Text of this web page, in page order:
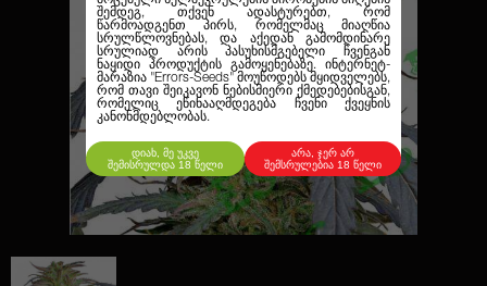
შემდეგ, თქვენ ადასტურებთ, რომ
წარმოადგენთ პირს, რომელმაც მიაღწია
სრულწლოვნებას, და აქედან გამომდინარე
სრულიად არის პასუხისმგებელი ჩვენგან
ნაყიდი პროდუქტის გამოყენებაზე. ინტერნეტ-
მარაზია "Errors-Seeds" მოუწოდებს მყიდველებს,
რომ თავი შეიკავონ ნებისმიერი ქმედებებისგან,
რომელიც ეწინააღმდეგება ჩვენი ქვეყნის
კანონმდებლობას.
დიახ, მე უკვე
შემისრულდა 18 წელი
არა, ჯერ არ
შემსრულებია 18 წელი